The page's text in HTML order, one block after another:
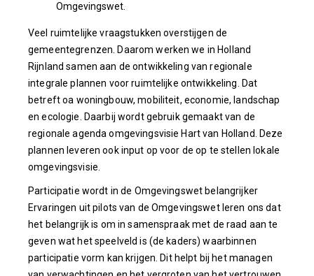
Omgevingswet.
Veel ruimtelijke vraagstukken overstijgen de
gemeentegrenzen. Daarom werken we in Holland
Rijnland samen aan de ontwikkeling van regionale
integrale plannen voor ruimtelijke ontwikkeling. Dat
betreft oa woningbouw, mobiliteit, economie, landschap
en ecologie. Daarbij wordt gebruik gemaakt van de
regionale agenda omgevingsvisie Hart van Holland. Deze
plannen leveren ook input op voor de op te stellen lokale
omgevingsvisie.
Participatie wordt in de Omgevingswet belangrijker
Ervaringen uit pilots van de Omgevingswet leren ons dat
het belangrijk is om in samenspraak met de raad aan te
geven wat het speelveld is (de kaders) waarbinnen
participatie vorm kan krijgen. Dit helpt bij het managen